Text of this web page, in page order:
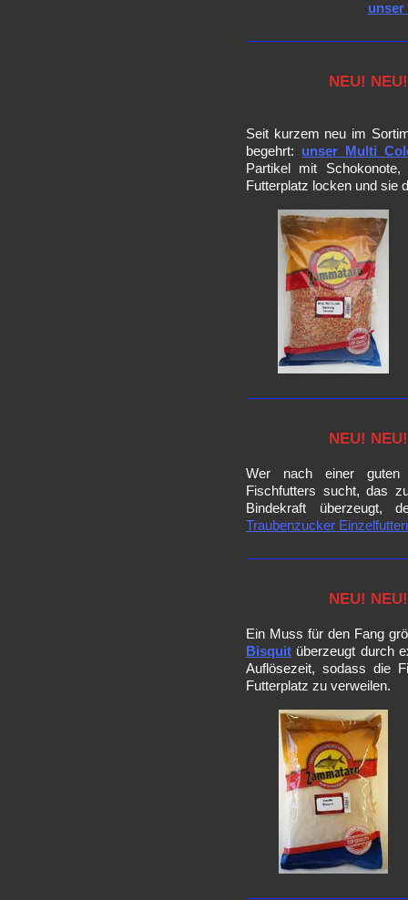
unser
NEU!
Seit kurzem neu im
begehrt: unser Multi
Partikel mit
Futterplatz locken und sie
NEU!
Wer nach einer guten
Fischfutters sucht, das
Bindekraft
Traubenzucker
NEU!
Ein Muss für den Fang
Bisquit überzeugt durch
Auflösezeit, sodass die
Futterplatz zu verweilen.